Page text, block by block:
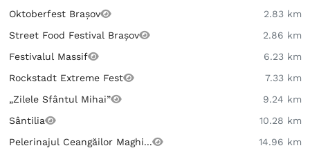
Oktoberfest Brașov
2.83 km
Street Food Festival Brașov
2.86 km
Festivalul Massif
6.23 km
Rockstadt Extreme Fest
7.33 km
„Zilele Sfântul Mihai”
9.24 km
Sântilia
10.28 km
Pelerinajul Ceangăilor Maghi...
14.96 km